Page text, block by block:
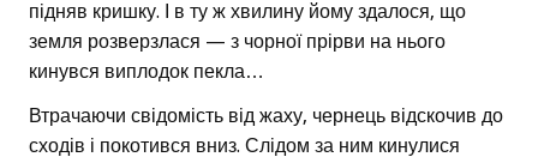
підняв кришку. І в ту ж хвилину йому здалося, що
земля розверзлася — з чорної прірви на нього
кинувся виплодок пекла…
Втрачаючи свідомість від жаху, чернець відскочив до
сходів і покотився вниз. Слідом за ним кинулися